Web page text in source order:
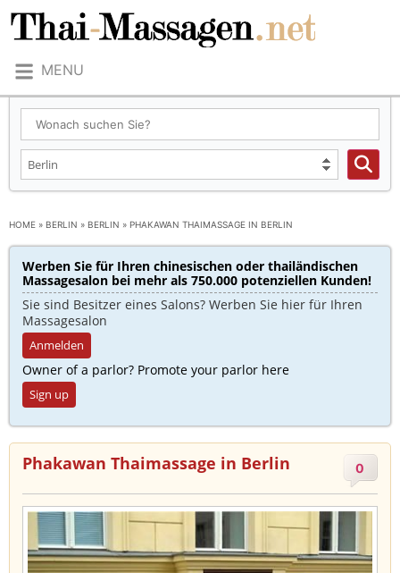
MENU
HOME » BERLIN » BERLIN » PHAKAWAN THAIMASSAGE IN BERLIN
Werben Sie für Ihren chinesischen oder thailändischen
Massagesalon bei mehr als 750.000 potenziellen Kunden!​
Sie sind Besitzer eines Salons? Werben Sie hier für Ihren
Massagesalon
Anmelden
Owner of a parlor? Promote your parlor here
Sign up
Phakawan Thaimassage in Berlin 0